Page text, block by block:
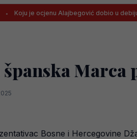
Alajbegović dobio u debiju za Juventus?
Marca
Bosne i Hercegovine